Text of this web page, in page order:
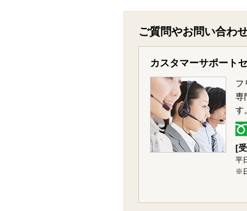
ご質問やお問い合わ
カスタマーサポート
フ
専
す。
[
平
※